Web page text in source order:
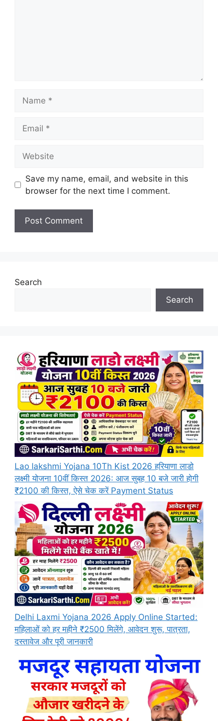
Save my name, email, and website in this
browser for the next time I comment.
Search
Search
Lao lakshmi Yojana 10Th Kist 2026 हरियाणा लाडो
लक्ष्मी योजना 10वीं किस्त 2026: आज सुबह 10 बजे जारी होगी
₹2100 की किस्त, ऐसे चेक करें Payment Status
Delhi Laxmi Yojana 2026 Apply Online Started:
महिलाओं को हर महीने ₹2500 मिलेंगे, आवेदन शुरू, पात्रता,
दस्तावेज और पूरी जानकारी